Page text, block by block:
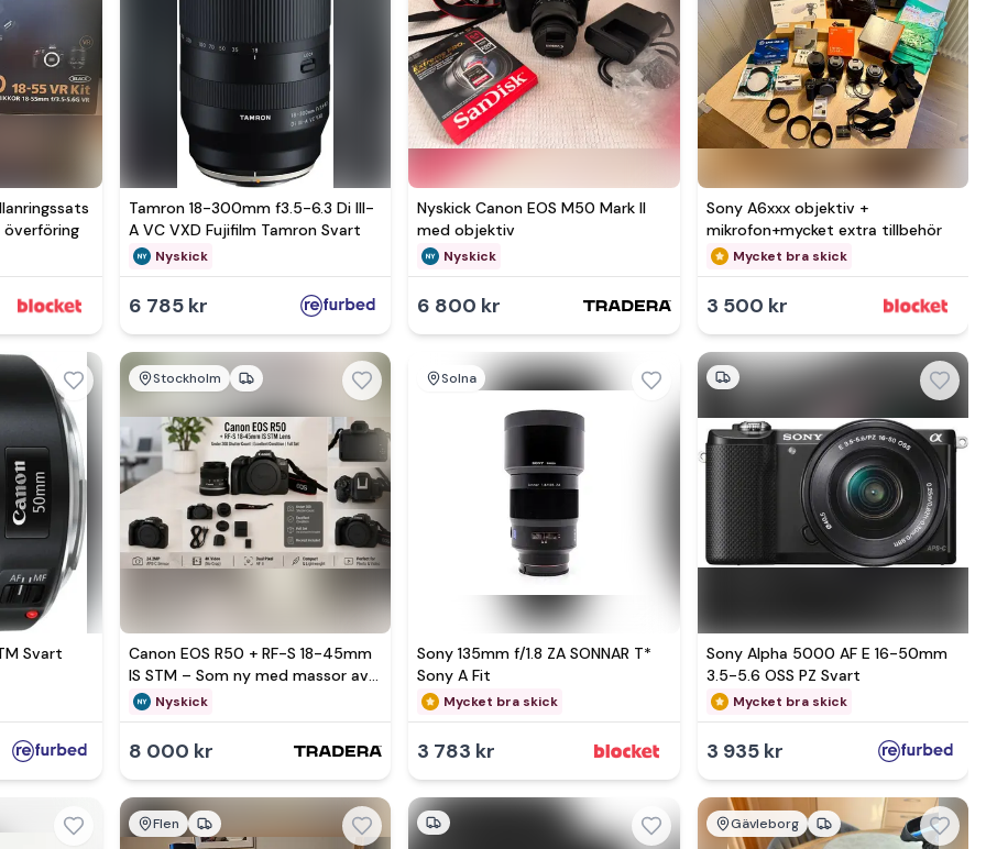
Se mer hos
Tamron 18-300mm f3.5-6.3 Di III-
A VC VXD Fujifilm Tamron Svart
Nyskick
6 785 kr
Nyskick Canon EOS M50 Mark II
med objektiv
Nyskick
6 800 kr
Sony A6xxx objektiv +
mikrofon+mycket extra tillbehör
Mycket bra skick
3 500 kr
Svart
Se mer hos
Stockholm
Canon EOS R50 + RF-S 18-45mm
IS STM – Som ny med massor av
tillbehör!
Nyskick
8 000 kr
Solna
Sony 135mm f/1.8 ZA SONNAR T*
Sony A Fit
Mycket bra skick
3 783 kr
Sony Alpha 5000 AF E 16-50mm
3.5-5.6 OSS PZ Svart
Mycket bra skick
3 935 kr
Flen Gävleborg